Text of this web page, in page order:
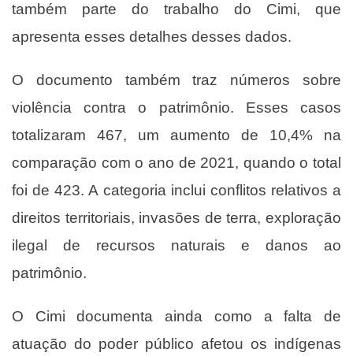
também parte do trabalho do Cimi, que
apresenta esses detalhes desses dados.
O documento também traz números sobre
violência contra o patrimônio. Esses casos
totalizaram 467, um aumento de 10,4% na
comparação com o ano de 2021, quando o total
foi de 423. A categoria inclui conflitos relativos a
direitos territoriais, invasões de terra, exploração
ilegal de recursos naturais e danos ao
patrimônio.
O Cimi documenta ainda como a falta de
atuação do poder público afetou os indígenas